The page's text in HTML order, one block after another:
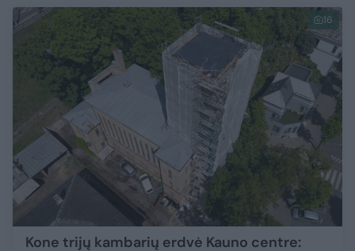
16
Kone trijų kambarių erdvė Kauno centre: